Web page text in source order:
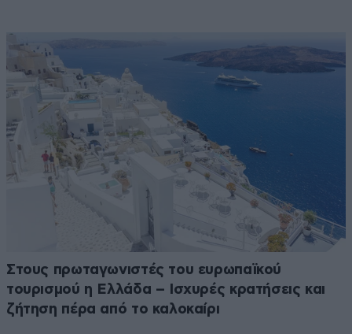
Στους πρωταγωνιστές του ευρωπαϊκού
τουρισμού η Ελλάδα – Ισχυρές κρατήσεις και
ζήτηση πέρα από το καλοκαίρι